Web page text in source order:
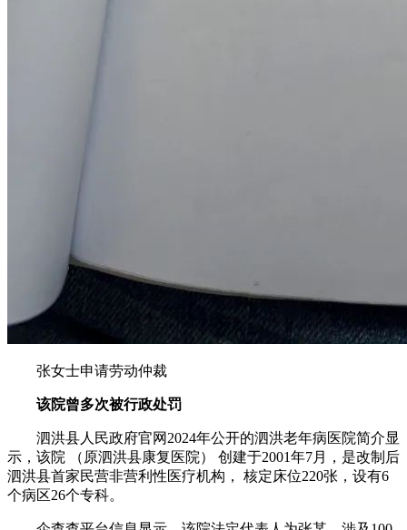
张女士申请劳动仲裁
该院曾多次被行政处罚
泗洪县人民政府官网2024年公开的泗洪老年病医院简介显
示，该院 （原泗洪县康复医院） 创建于2001年7月，是改制后
泗洪县首家民营非营利性医疗机构， 核定床位220张，设有6
个病区26个专科。